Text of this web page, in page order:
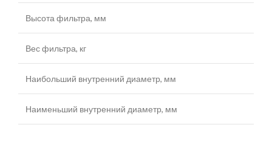
Высота фильтра, мм
Вес фильтра, кг
Наибольший внутренний диаметр, мм
Наименьший внутренний диаметр, мм